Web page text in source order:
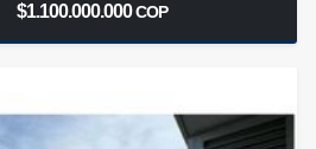
$1.100.000.000COP